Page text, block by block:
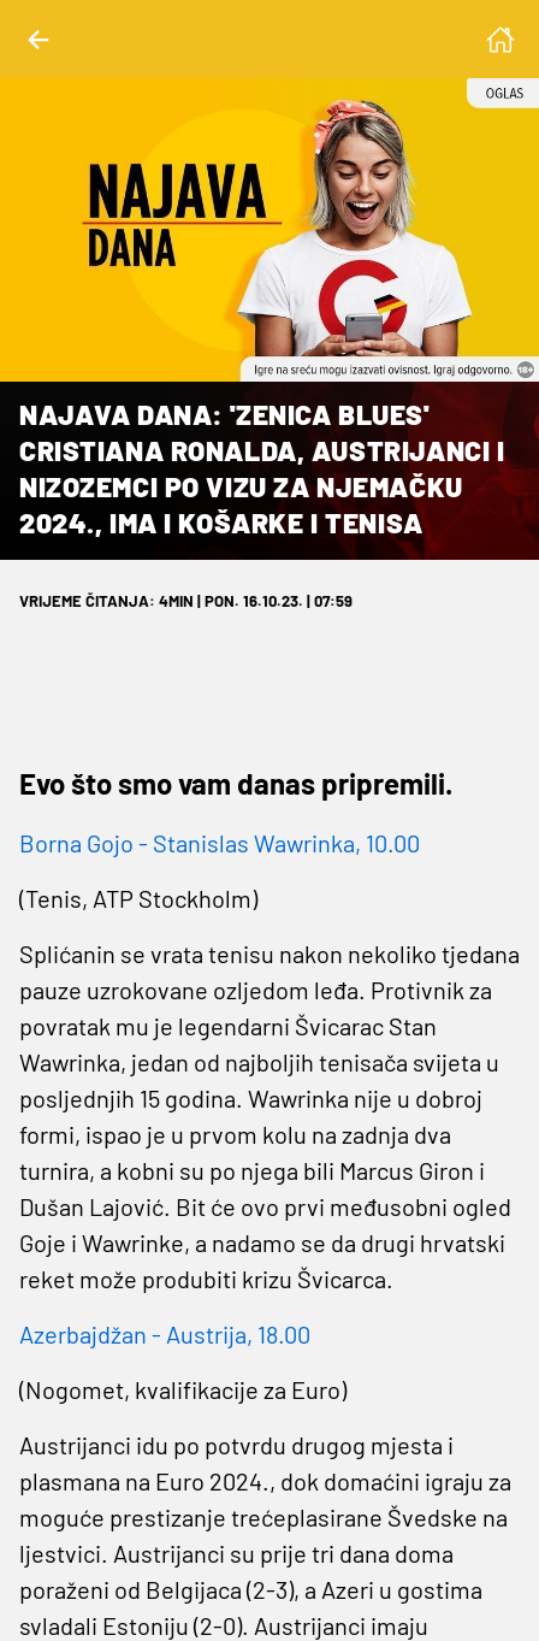
NAJAVA DANA: 'ZENICA BLUES'
CRISTIANA RONALDA, AUSTRIJANCI I
NIZOZEMCI PO VIZU ZA NJEMAČKU
2024., IMA I KOŠARKE I TENISA
VRIJEME ČITANJA: 4MIN | PON. 16.10.23. | 07:59
Evo što smo vam danas pripremili.
Borna Gojo - Stanislas Wawrinka, 10.00
(Tenis, ATP Stockholm)
Splićanin se vrata tenisu nakon nekoliko tjedana
pauze uzrokovane ozljedom leđa. Protivnik za
povratak mu je legendarni Švicarac Stan
Wawrinka, jedan od najboljih tenisača svijeta u
posljednjih 15 godina. Wawrinka nije u dobroj
formi, ispao je u prvom kolu na zadnja dva
turnira, a kobni su po njega bili Marcus Giron i
Dušan Lajović. Bit će ovo prvi međusobni ogled
Goje i Wawrinke, a nadamo se da drugi hrvatski
reket može produbiti krizu Švicarca.
Azerbajdžan - Austrija, 18.00
(Nogomet, kvalifikacije za Euro)
Austrijanci idu po potvrdu drugog mjesta i
plasmana na Euro 2024., dok domaćini igraju za
moguće prestizanje trećeplasirane Švedske na
ljestvici. Austrijanci su prije tri dana doma
poraženi od Belgijaca (2-3), a Azeri u gostima
svladali Estoniju (2-0). Austrijanci imaju